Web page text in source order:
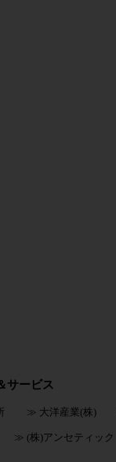
サービス
≫ 大洋産業(株)
≫ (株)アンセティック